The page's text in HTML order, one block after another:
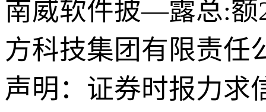
南威软件披—露总:额
方科技集团有限责任
声明：证券时报力求